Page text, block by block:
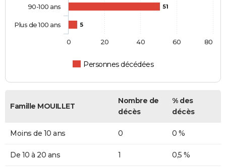
51
5
Personnes décédées
90-100 ans
Plus de 100 ans
0 20 40 60 80
Famille MOUILLET
Nombre de
décès
% des
décès
Moins de 10 ans 0 0 %
De 10 à 20 ans 1 0,5 %